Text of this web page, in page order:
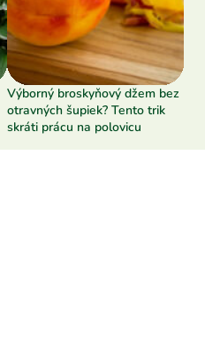
Výborný broskyňový džem bez
otravných šupiek? Tento trik
skráti prácu na polovicu